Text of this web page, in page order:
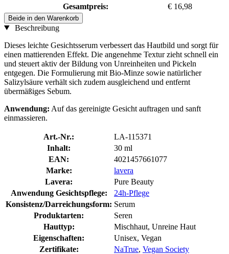
Gesamtpreis:
€ 16,98
Beide in den Warenkorb
Beschreibung
Dieses leichte Gesichtsserum verbessert das Hautbild und sorgt für
einen mattierenden Effekt. Die angenehme Textur zieht schnell ein
und steuert aktiv der Bildung von Unreinheiten und Pickeln
entgegen. Die Formulierung mit Bio-Minze sowie natürlicher
Salizylsäure verhält sich zudem ausgleichend und entfernt
übermäßiges Sebum.
Anwendung: Auf das gereinigte Gesicht auftragen und sanft
einmassieren.
Art.-Nr.:
LA-115371
Inhalt:
30 ml
EAN:
4021457661077
Marke:
lavera
Lavera:
Pure Beauty
Anwendung Gesichtspflege:
24h-Pflege
Konsistenz/Darreichungsform: Serum
Produktarten:
Seren
Hauttyp:
Mischhaut, Unreine Haut
Eigenschaften:
Unisex, Vegan
Zertifikate:
NaTrue, Vegan Society